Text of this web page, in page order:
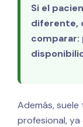
Si el
diferente,
comparar:
Además,
profesional,